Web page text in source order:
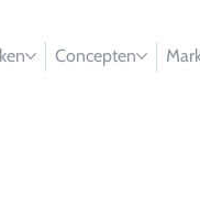
Concepten